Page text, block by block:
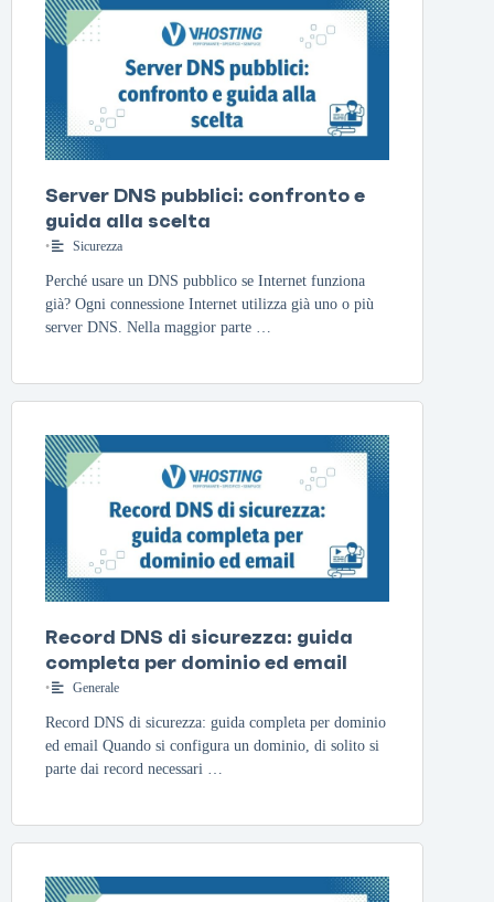
Server DNS pubblici: confronto e
guida alla scelta
• Sicurezza
Perché usare un DNS pubblico se Internet funziona
già? Ogni connessione Internet utilizza già uno o più
server DNS. Nella maggior parte …
Record DNS di sicurezza: guida
completa per dominio ed email
• Generale
Record DNS di sicurezza: guida completa per dominio
ed email Quando si configura un dominio, di solito si
parte dai record necessari …